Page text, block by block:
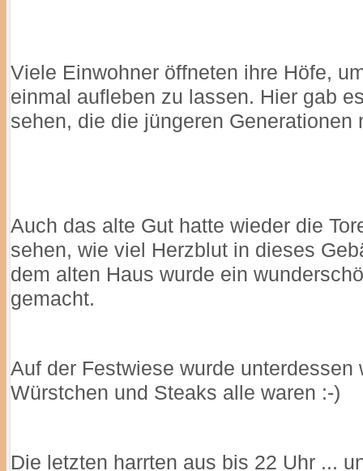
Viele Einwohner öffneten ihre Höfe,
einmal aufleben zu lassen. Hier gab
sehen, die die jüngeren Generationen
Auch das alte Gut hatte wieder die
sehen, wie viel Herzblut in dieses
dem alten Haus wurde ein
gemacht.
Auf der Festwiese wurde unterdessen
Würstchen und Steaks alle waren :-)
Die letzten harrten aus bis 22 Uhr ...